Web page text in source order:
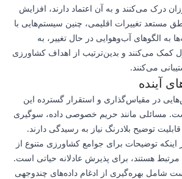
درک می‌کنند و به آن اعتماد دارند، افزایش
مستعد تغییرات اقلیمی، چنین سیستم‌هایی با
به الگوهای آب‌وهوایی در حال تغییر، به
کمک می‌کنند و بدین‌ترتیب از اهداف کشاورزی
می‌کنند.
آینده
در مقیاس‌گذاری و استقرار گسترده این
مسائلی مانند حریم خصوصی داده، سوگیری
توضیح بلادرنگ نیاز به رسیدگی دارند.
اینکه توضیحات برای جوامع کشاورزی متنوع از
هستند، برای پذیرش عادلانه حیاتی است.
شامل بهره‌گیری از ادغام داده‌های چندوجهی